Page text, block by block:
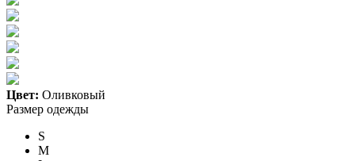
Цвет: Оливковый
Размер одежды
S
M